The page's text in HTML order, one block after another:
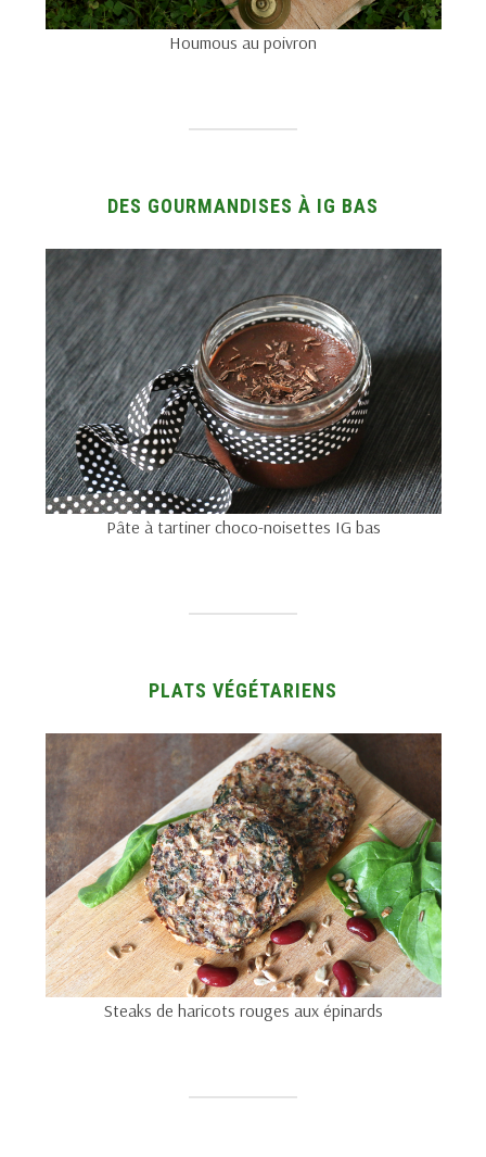
Houmous au poivron
DES GOURMANDISES À IG BAS
Pâte à tartiner choco-noisettes IG bas
PLATS VÉGÉTARIENS
Steaks de haricots rouges aux épinards